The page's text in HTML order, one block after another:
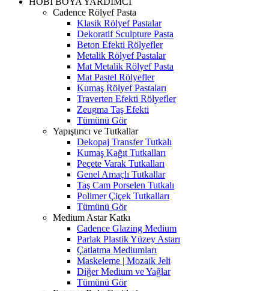
Cadence Rölyef Pasta
Klasik Rölyef Pastalar
Dekoratif Sculpture Pasta
Beton Efekti Rölyefler
Metalik Rölyef Pastalar
Mat Metalik Rölyef Pasta
Mat Pastel Rölyefler
Kumaş Rölyef Pastaları
Traverten Efekti Rölyefler
Zeugma Taş Efekti
Tümünü Gör
Yapıştırıcı ve Tutkallar
Dekopaj Transfer Tutkalı
Kumaş Kağıt Tutkalları
Peçete Varak Tutkalları
Genel Amaçlı Tutkallar
Taş Cam Porselen Tutkalı
Polimer Çiçek Tutkalları
Tümünü Gör
Medium Astar Katkı
Cadence Glazing Medium
Parlak Plastik Yüzey Astarı
Çatlatma Mediumları
Maskeleme | Mozaik Jeli
Diğer Medium ve Yağlar
Tümünü Gör